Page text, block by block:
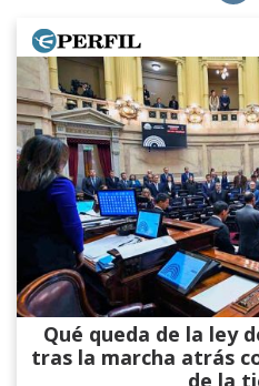
Qué queda de la ley
tras la marcha atrás
de la